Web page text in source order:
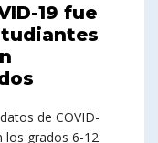
19 fue
de COVID-
los grados 6-12